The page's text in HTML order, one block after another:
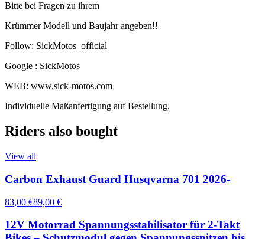
Bitte bei Fragen zu ihrem
Krümmer Modell und Baujahr angeben!!
Follow: SickMotos_official
Google : SickMotos
WEB: www.sick-motos.com
Individuelle Maßanfertigung auf Bestellung.
Riders also bought
View all
Carbon Exhaust Guard Husqvarna 701 2026-
83,00 €89,00 €
12V Motorrad Spannungsstabilisator für 2-Takt